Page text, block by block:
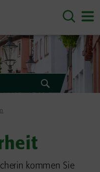
kommen Sie